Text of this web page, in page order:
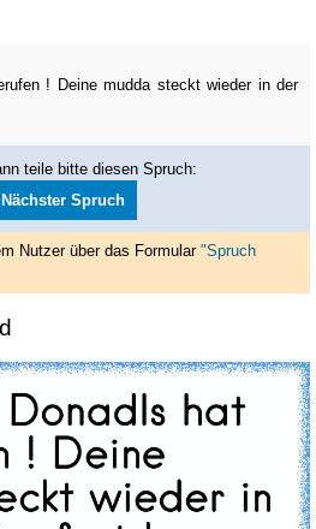
! Deine mudda steckt wieder in der
teile bitte diesen Spruch:
Nächster Spruch
Nutzer über das Formular "Spruch